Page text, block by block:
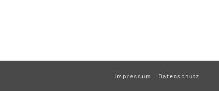
Impressum Datenschutz